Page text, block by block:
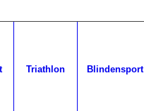
Triathlon Blindensport